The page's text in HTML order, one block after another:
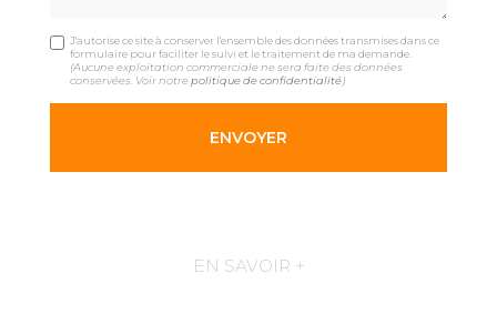
J'autorise ce site à conserver l'ensemble des données transmises dans ce
formulaire pour faciliter le suivi et le traitement de ma demande.
(Aucune exploitation commerciale ne sera faite des données
conservées. Voir notrepolitique de confidentialité)
EN SAVOIR +